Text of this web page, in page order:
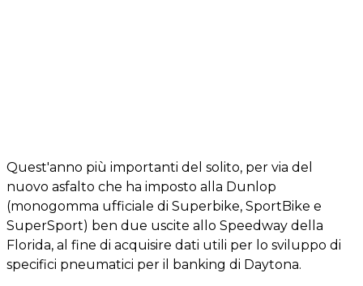
Quest'anno più importanti del solito, per via del
nuovo asfalto che ha imposto alla Dunlop
(monogomma ufficiale di Superbike, SportBike e
SuperSport) ben due uscite allo Speedway della
Florida, al fine di acquisire dati utili per lo sviluppo di
specifici pneumatici per il banking di Daytona.